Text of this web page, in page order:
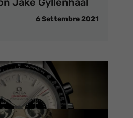
6 Settembre 2021